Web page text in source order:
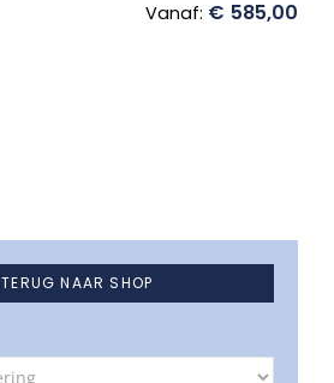
Vanaf: € 585,00
TERUG NAAR SHOP